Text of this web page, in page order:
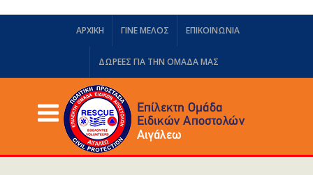
ΑΡΧΙΚΗ ΓΙΝΕ ΜΕΛΟΣ ΕΠΙΚΟΙΝΩΝΙΑ
ΔΩΡΕΈΣ ΓΙΑ ΤΗΝ ΟΜΆΔΑ ΜΑΣ